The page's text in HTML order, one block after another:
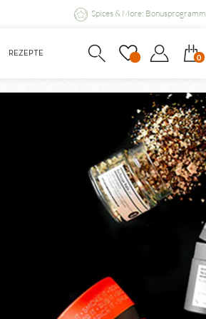
Spices & More: Bonusprogramm
REZEPTE 0